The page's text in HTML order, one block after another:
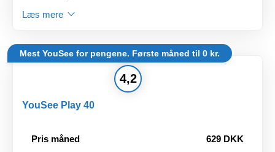
Læs mere
Mest YouSee for pengene. Første måned til 0 kr.
YouSee Play 40
4,2
Pris måned 629 DKK